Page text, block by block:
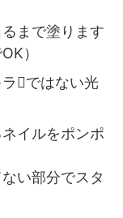
まで塗ります
OK）
ではない光
イルをポンポ
い部分でスタ